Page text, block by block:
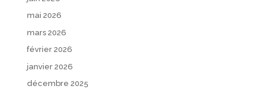
mai 2026
mars 2026
février 2026
janvier 2026
décembre 2025